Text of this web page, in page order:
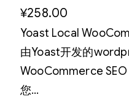
¥258.00
Yoast Local
由Yoast开发的
WooCommerce
您…